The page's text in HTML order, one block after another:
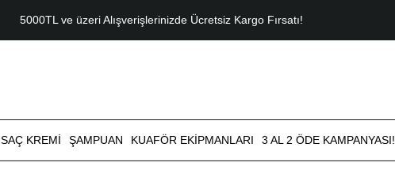
5000TL ve üzeri Alışverişlerinizde Ücretsiz Kargo Fırsatı!
SAÇ KREMI ŞAMPUAN KUAFÖR EKIPMANLARI 3 AL 2 ÖDE KAMPANYASI!